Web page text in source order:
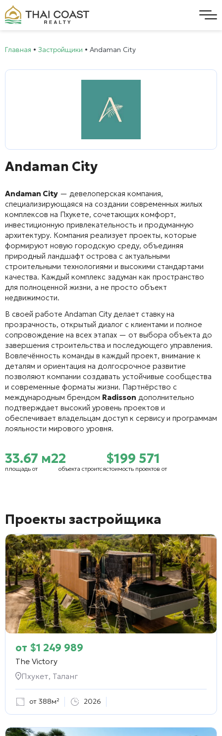
Главная • Застройщики • Andaman City
Andaman City
Andaman City — девелоперская компания,
специализирующаяся на создании современных жилых
комплексов на Пхукете, сочетающих комфорт,
инвестиционную привлекательность и продуманную
архитектуру. Компания реализует проекты, которые
формируют новую городскую среду, объединяя
природный ландшафт острова с актуальными
строительными технологиями и высокими стандартами
качества. Каждый комплекс задуман как пространство
для полноценной жизни, а не просто объект
недвижимости.
В своей работе Andaman City делает ставку на
прозрачность, открытый диалог с клиентами и полное
сопровождение на всех этапах — от выбора объекта до
завершения строительства и последующего управления.
Вовлечённость команды в каждый проект, внимание к
деталям и ориентация на долгосрочное развитие
позволяют компании создавать устойчивые сообщества
и современные форматы жизни. Партнёрство с
международным брендом Radisson дополнительно
подтверждает высокий уровень проектов и
обеспечивает владельцам доступ к сервису и программам
лояльности мирового уровня.
33.67 м2
площадь от
2
объекта строится
$199 571
стоимость проектов от
Проекты застройщика
от $1 249 989
The Victory
Пхукет, Таланг
от 388м² 2026